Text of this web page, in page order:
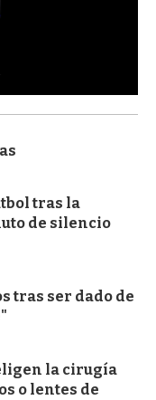
tras la
de silencio
tras ser dado de
la cirugía
o lentes de